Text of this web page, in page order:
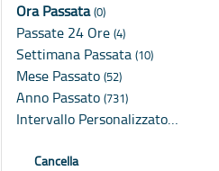
Ora Passata(0)
Passate 24 Ore (4)
Settimana Passata (10)
Mese Passato (52)
Anno Passato (731)
Intervallo Personalizzato…
Cancella